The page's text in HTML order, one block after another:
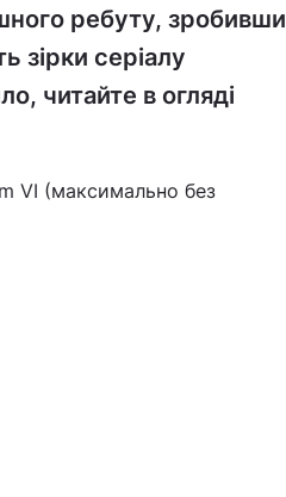
ребуту, зробивши
зірки серіалу
читайте в огляді
VI (максимально без